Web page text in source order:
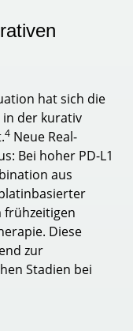
hat sich die
der kurativ
4 Neue Real-
Bei hoher PD-L1
aus
frühzeitigen
Diese
zur
Stadien bei